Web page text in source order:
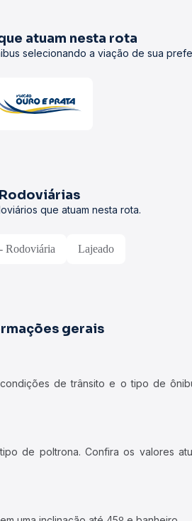
atuam nesta rota
selecionando a viação de sua
Rodoviárias
que atuam nesta rota.
Rodoviária Lajeado
gerais
de trânsito e o tipo de
de poltrona. Confira os valores